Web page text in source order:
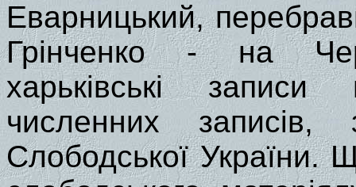
Еварницький,
Грінченко - на
харьківські
численних
Слободської України.